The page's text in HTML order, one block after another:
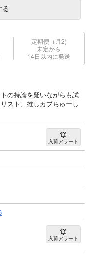
定期便（月2)
未定から
14日以内に発送
の持論を疑いながらも試
スト、推しカプちゅーし
入荷アラート
入荷アラート